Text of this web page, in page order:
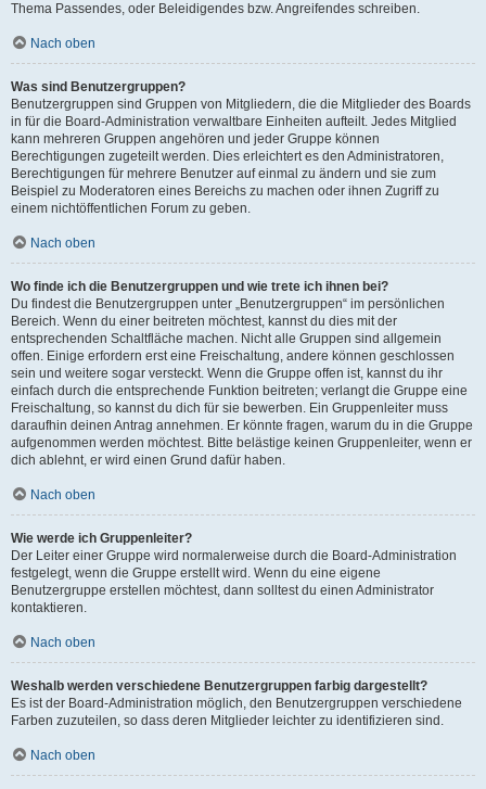
Thema Passendes, oder Beleidigendes bzw. Angreifendes schreiben.
Nach oben
Was sind Benutzergruppen?
Benutzergruppen sind Gruppen von Mitgliedern, die die Mitglieder des Boards
in für die Board-Administration verwaltbare Einheiten aufteilt. Jedes Mitglied
kann mehreren Gruppen angehören und jeder Gruppe können
Berechtigungen zugeteilt werden. Dies erleichtert es den Administratoren,
Berechtigungen für mehrere Benutzer auf einmal zu ändern und sie zum
Beispiel zu Moderatoren eines Bereichs zu machen oder ihnen Zugriff zu
einem nichtöffentlichen Forum zu geben.
Nach oben
Wo finde ich die Benutzergruppen und wie trete ich ihnen bei?
Du findest die Benutzergruppen unter „Benutzergruppen“ im persönlichen
Bereich. Wenn du einer beitreten möchtest, kannst du dies mit der
entsprechenden Schaltfläche machen. Nicht alle Gruppen sind allgemein
offen. Einige erfordern erst eine Freischaltung, andere können geschlossen
sein und weitere sogar versteckt. Wenn die Gruppe offen ist, kannst du ihr
einfach durch die entsprechende Funktion beitreten; verlangt die Gruppe eine
Freischaltung, so kannst du dich für sie bewerben. Ein Gruppenleiter muss
daraufhin deinen Antrag annehmen. Er könnte fragen, warum du in die Gruppe
aufgenommen werden möchtest. Bitte belästige keinen Gruppenleiter, wenn er
dich ablehnt, er wird einen Grund dafür haben.
Nach oben
Wie werde ich Gruppenleiter?
Der Leiter einer Gruppe wird normalerweise durch die Board-Administration
festgelegt, wenn die Gruppe erstellt wird. Wenn du eine eigene
Benutzergruppe erstellen möchtest, dann solltest du einen Administrator
kontaktieren.
Nach oben
Weshalb werden verschiedene Benutzergruppen farbig dargestellt?
Es ist der Board-Administration möglich, den Benutzergruppen verschiedene
Farben zuzuteilen, so dass deren Mitglieder leichter zu identifizieren sind.
Nach oben